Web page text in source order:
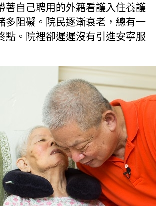
著自己聘用的外籍看護入住養護
多阻礙。院民逐漸衰老，總有一
點。院裡卻遲遲沒有引進安寧服